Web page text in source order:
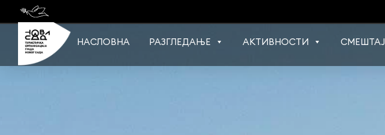
content
НАСЛОВНА РАЗГЛЕДАЊЕ АКТИВНОСТИ СМЕШТАЈ